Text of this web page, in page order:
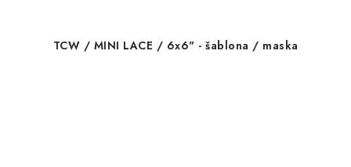
TCW / MINI LACE / 6x6" - šablona / maska